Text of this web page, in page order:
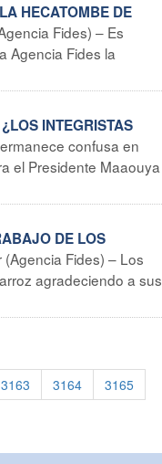
HECATOMBE DE
Fides) – Es
Agencia Fides la
INTEGRISTAS
confusa en
el Presidente Maaouya
DE LOS
(Agencia Fides) – Los
agradeciendo a sus
3163 3164 3165